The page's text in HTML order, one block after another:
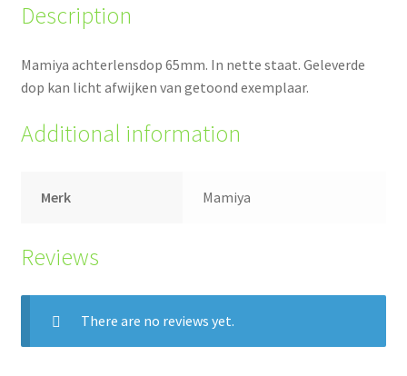
Description
Mamiya achterlensdop 65mm. In nette staat. Geleverde
dop kan licht afwijken van getoond exemplaar.
Additional information
Merk Mamiya
Reviews
There are no reviews yet.